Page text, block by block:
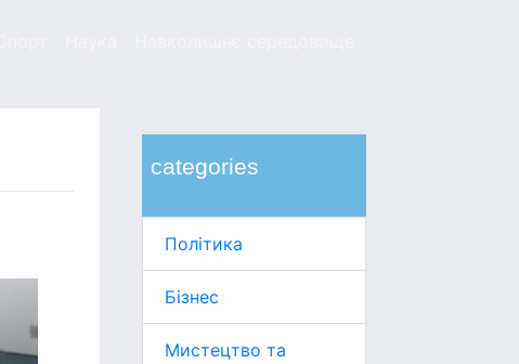
categories
Політика
Бізнес
Мистецтво та